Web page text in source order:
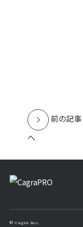
前の記事
へ
© Cagra Inc.